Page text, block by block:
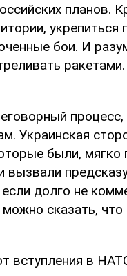
планов.
бои. И
Украинская
были, мягко
вызвали
долго не
сказать,
вступления в